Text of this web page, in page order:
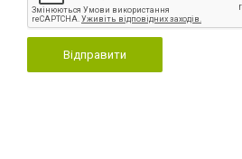
Відправити